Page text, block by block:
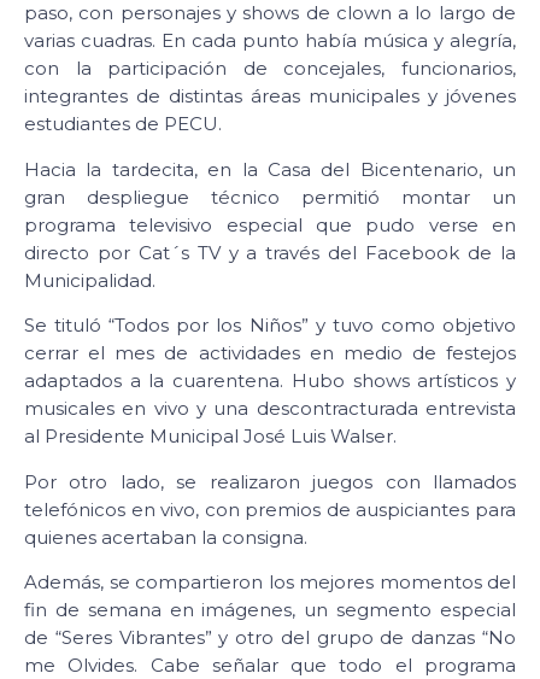
paso, con personajes y shows de clown a lo largo de
varias cuadras. En cada punto había música y alegría,
con la participación de concejales, funcionarios,
integrantes de distintas áreas municipales y jóvenes
estudiantes de PECU.
Hacia la tardecita, en la Casa del Bicentenario, un
gran despliegue técnico permitió montar un
programa televisivo especial que pudo verse en
directo por Cat´s TV y a través del Facebook de la
Municipalidad.
Se tituló “Todos por los Niños” y tuvo como objetivo
cerrar el mes de actividades en medio de festejos
adaptados a la cuarentena. Hubo shows artísticos y
musicales en vivo y una descontracturada entrevista
al Presidente Municipal José Luis Walser.
Por otro lado, se realizaron juegos con llamados
telefónicos en vivo, con premios de auspiciantes para
quienes acertaban la consigna.
Además, se compartieron los mejores momentos del
fin de semana en imágenes, un segmento especial
de “Seres Vibrantes” y otro del grupo de danzas “No
me Olvides. Cabe señalar que todo el programa